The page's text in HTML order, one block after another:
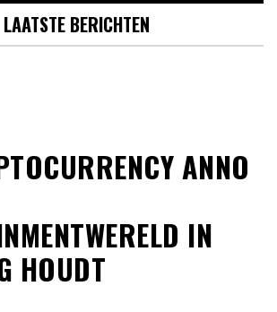
LAATSTE BERICHTEN
ANNO
IN
HOUDT